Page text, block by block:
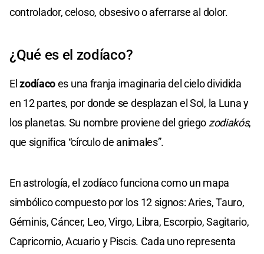
controlador, celoso, obsesivo o aferrarse al dolor.
¿Qué es el zodíaco?
Elzodíacoes una franja imaginaria del cielo dividida
en 12 partes, por donde se desplazan el Sol, la Luna y
los planetas. Su nombre proviene del griego zodiakós,
que significa “círculo de animales”.
En astrología, el zodíaco funciona como un mapa
simbólico compuesto por los 12 signos: Aries, Tauro,
Géminis, Cáncer, Leo, Virgo, Libra, Escorpio, Sagitario,
Capricornio, Acuario y Piscis. Cada uno representa